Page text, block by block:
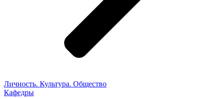
Личность. Культура. Общество
Кафедры